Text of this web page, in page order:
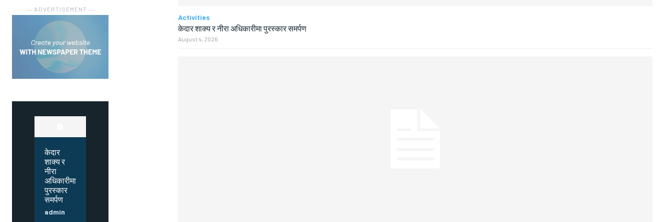
― ADVERTISEMENT ―
केदार
शाक्य र
नीरा
अधिकारीमा
पुरस्कार
समर्पण
admin
Activities
केदार शाक्य र नीरा अधिकारीमा पुरस्कार समर्पण
August 4, 2026